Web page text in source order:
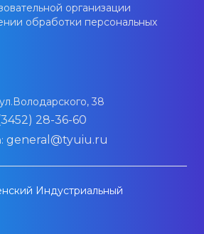
организации
обработки персональных
38
28-36-60
general@tyuiu.ru
Индустриальный